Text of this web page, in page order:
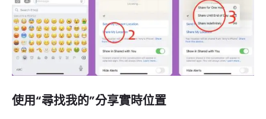
使用“尋找我的”分享實時位置